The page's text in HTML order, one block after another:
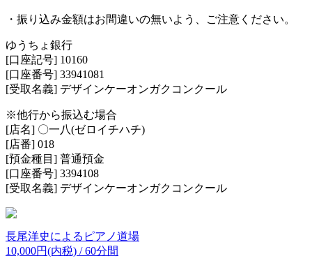
・振り込み金額はお間違いの無いよう、ご注意ください。
ゆうちょ銀行
[口座記号] 10160
[口座番号] 33941081
[受取名義] デザインケーオンガクコンクール
※他行から振込む場合
[店名] 〇一八(ゼロイチハチ)
[店番] 018
[預金種目] 普通預金
[口座番号] 3394108
[受取名義] デザインケーオンガクコンクール
長尾洋史によるピアノ道場
10,000円(内税) / 60分間